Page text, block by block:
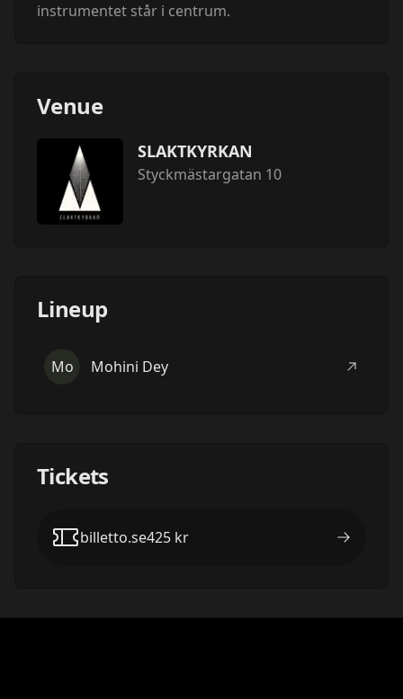
instrumentet står i centrum.
Venue
SLAKTKYRKAN
Styckmästargatan 10
Lineup
Mo Mohini Dey
Tickets
billetto.se425 kr